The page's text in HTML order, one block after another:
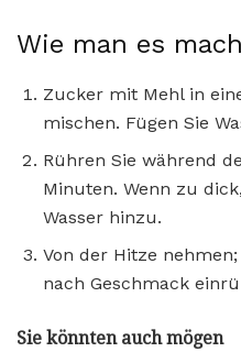
Wie man es
Zucker mit Mehl in
mischen. Fügen Sie
Rühren Sie während
Minuten. Wenn zu
Wasser hinzu.
Von der Hitze
nach Geschmack
Sie könnten auch mögen